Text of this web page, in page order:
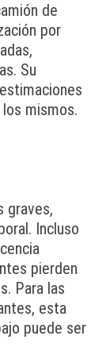
de
por
Su
mismos.
graves,
Incluso
pierden
Para las
esta
puede ser